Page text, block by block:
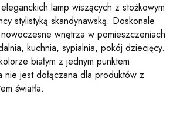
lamp wiszących z stożkowym
stylistyką skandynawską. Doskonale
wnętrza w pomieszczeniach
kuchnia, sypialnia, pokój dziecięcy.
białym z jednym punktem
nie jest dołączana dla produktów z
światła.